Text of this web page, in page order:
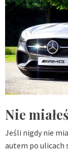
Nie
Jeśli nigdy nie
autem po ulicach